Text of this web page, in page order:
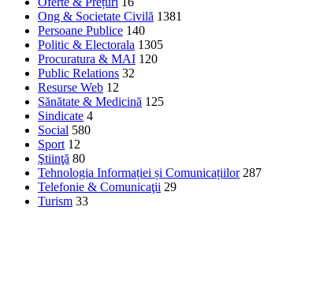
Ong & Societate Civilă 1381
Persoane Publice 140
Politic & Electorala 1305
Procuratura & MAI 120
Public Relations 32
Resurse Web 12
Sănătate & Medicină 125
Sindicate 4
Social 580
Sport 12
Ştiinţă 80
Tehnologia Informației și Comunicațiilor 287
Telefonie & Comunicaţii 29
Turism 33